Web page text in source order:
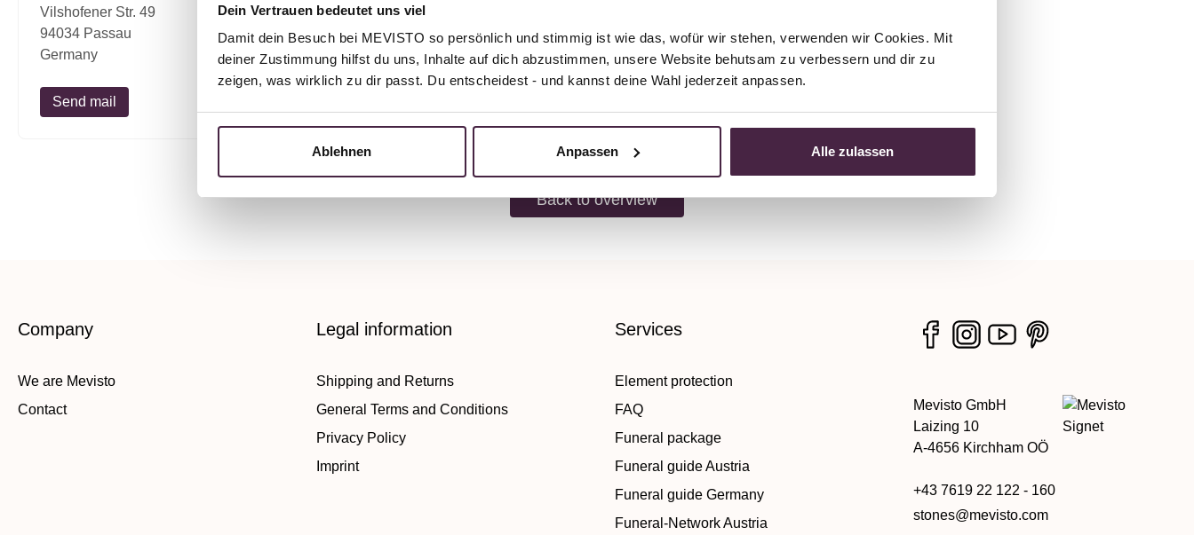
Dein Vertrauen bedeutet uns viel
Damit dein Besuch bei MEVISTO so persönlich und stimmig ist wie das, wofür wir stehen, verwenden wir Cookies. Mit
deiner Zustimmung hilfst du uns, Inhalte auf dich abzustimmen, unsere Website behutsam zu verbessern und dir zu
zeigen, was wirklich zu dir passt. Du entscheidest - und kannst deine Wahl jederzeit anpassen.
Ablehnen Anpassen Alle zulassen
Vilshofener Str. 49
94034 Passau
Germany
Send mail
94032 Passau
Germany
Back to overview
Company
We are Mevisto
Contact
Legal information
Shipping and Returns
General Terms and Conditions
Privacy Policy
Imprint
Services
Element protection
FAQ
Funeral package
Funeral guide Austria
Funeral guide Germany
Funeral-Network Austria
Mevisto GmbH
Laizing 10
A-4656 Kirchham OÖ
+43 7619 22 122 - 160
stones@mevisto.com